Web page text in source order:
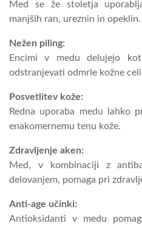
Med se že stoletja
manjših ran, ureznin in opeklin.
Nežen piling:
Encimi v medu delujejo
odstranjevati odmrle kožne
Posvetlitev kože:
Redna uporaba medu lahko
enakomernemu tenu kože.
Zdravljenje aken:
Med, v kombinaciji z
delovanjem, pomaga pri
Anti-age učinki:
Antioksidanti v medu